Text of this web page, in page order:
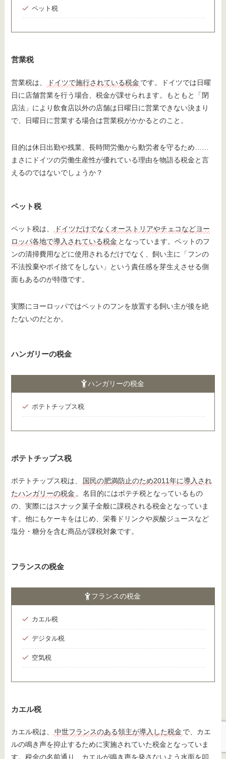
ペット税
営業税
営業税は、 ドイツで施行されている税金 です。ドイツでは日曜
日に店舗営業を行う場合、税金が課せられます。もともと「閉
店法」により飲食店以外の店舗は日曜日に営業できない決まり
で、日曜日に営業する場合は営業税がかかるとのこと。
目的は休日出勤や残業、長時間労働から動労者を守るため……
まさにドイツの労働生産性が優れている理由を物語る税金と言
えるのではないでしょうか？
ペット税
ペット税は、
ドイツだけでなくオーストリアやチェコなどヨー
ロッパ各地で導入されている税金 となっています。ペットのフ
ンの清掃費用などに使用されるだけでなく、飼い主に「フンの
不法投棄やポイ捨てをしない」という責任感を芽生えさせる側
面もあるのが特徴です。
実際にヨーロッパではペットのフンを放置する飼い主が後を絶
たないのだとか。
ハンガリーの税金
ハンガリーの税金
ポテトチップス税
ポテトチップス税
ポテトチップス税は、
国民の肥満防止のため2011年に導入され
たハンガリーの税金 。名目的にはポテチ税となっているもの
の、実際にはスナック菓子全般に課税される税金となっていま
す。他にもケーキをはじめ、栄養ドリンクや炭酸ジュースなど
塩分・糖分を含む商品が課税対象です。
フランスの税金
フランスの税金
カエル税
デジタル税
空気税
カエル税
カエル税は、 中世フランスのある領主が導入した税金 で、カエ
ルの鳴き声を抑止するために実施されていた税金となっていま
す。税金の名前通り、カエルが鳴き声を発さないよう水面を叩